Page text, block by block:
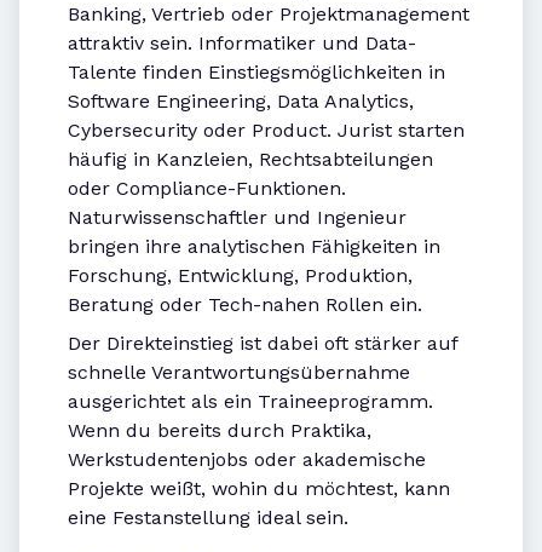
Banking, Vertrieb oder Projektmanagement
attraktiv sein. Informatiker und Data-
Talente finden Einstiegsmöglichkeiten in
Software Engineering, Data Analytics,
Cybersecurity oder Product. Jurist starten
häufig in Kanzleien, Rechtsabteilungen
oder Compliance-Funktionen.
Naturwissenschaftler und Ingenieur
bringen ihre analytischen Fähigkeiten in
Forschung, Entwicklung, Produktion,
Beratung oder Tech-nahen Rollen ein.
Der Direkteinstieg ist dabei oft stärker auf
schnelle Verantwortungsübernahme
ausgerichtet als ein Traineeprogramm.
Wenn du bereits durch Praktika,
Werkstudentenjobs oder akademische
Projekte weißt, wohin du möchtest, kann
eine Festanstellung ideal sein.